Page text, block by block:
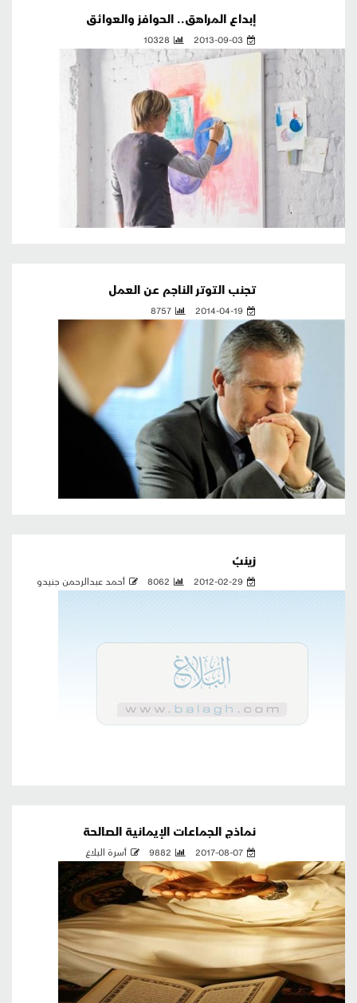
إبداع المراهق.. الحوافز والعوائق
2013-09-03
10328
تجنب التوتر الناجم عن العمل
2014-04-19
8757
زينبُ
2012-02-29
8062 أحمد عبدالرحمن جنيدو
نماذج الجماعات الإيمانية الصالحة
2017-08-07
9882 أسرة البلاغ